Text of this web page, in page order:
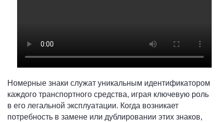
Номерные знаки служат уникальным идентификатором
каждого транспортного средства, играя ключевую роль
в его легальной эксплуатации. Когда возникает
потребность в замене или дублировании этих знаков,